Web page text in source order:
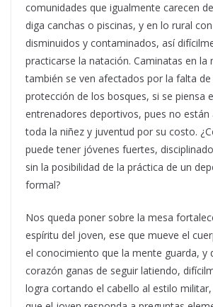
comunidades que igualmente carecen
diga canchas o piscinas, y en lo rural
disminuidos y contaminados, así
practicarse la natación. Caminatas en la
también se ven afectados por la falta
protección de los bosques, si se piensa
entrenadores deportivos, pues no están
toda la niñez y juventud por su costo.
puede tener jóvenes fuertes,
sin la posibilidad de la práctica de un
formal?
Nos queda poner sobre la mesa
espíritu del joven, ese que mueve el
el conocimiento que la mente guarda, y
corazón ganas de seguir latiendo,
logra cortando el cabello al estilo